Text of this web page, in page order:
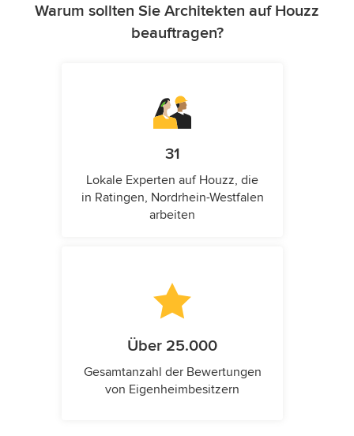
Warum sollten Sie Architekten auf Houzz
beauftragen?
31
Lokale Experten auf Houzz, die
in Ratingen, Nordrhein-Westfalen
arbeiten
Über 25.000
Gesamtanzahl der Bewertungen
von Eigenheimbesitzern